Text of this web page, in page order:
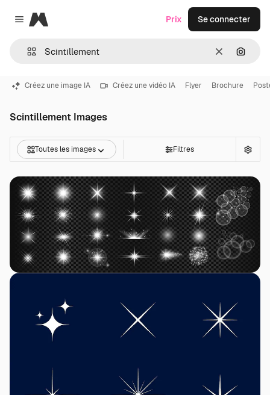
Close menu
Magnific
Effacer
Prix Se connecter
Créez une image IA Créez une vidéo IA Flyer Brochure
Scintillement Images
Toutes les images Filtres